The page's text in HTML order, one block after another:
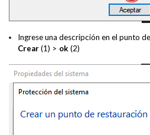
Ingrese una descripción en el punto
Crear(1) > ok (2)